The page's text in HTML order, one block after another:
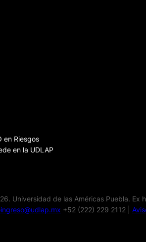
en Riesgos
en la UDLAP
Universidad de las Américas Puebla. Ex
+52 (222) 229 2112 |